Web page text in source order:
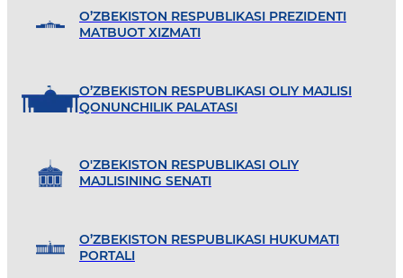
O’ZBEKISTON RESPUBLIKASI PREZIDENTI
MATBUOT XIZMATI
O’ZBEKISTON RESPUBLIKASI OLIY MAJLISI
QONUNCHILIK PALATASI
O'ZBEKISTON RESPUBLIKASI OLIY
MAJLISINING SENATI
O’ZBEKISTON RESPUBLIKASI HUKUMATI
PORTALI